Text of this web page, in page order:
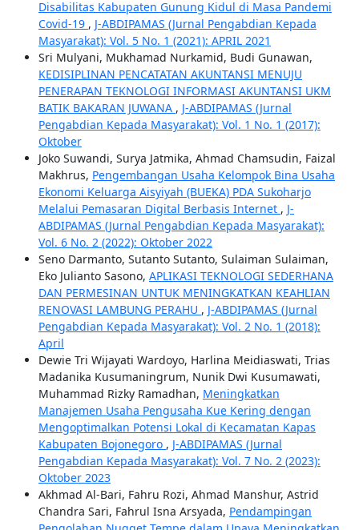
Disabilitas Kabupaten Gunung Kidul di Masa Pandemi
Covid-19 , J-ABDIPAMAS (Jurnal Pengabdian Kepada
Masyarakat): Vol. 5 No. 1 (2021): APRIL 2021
Sri Mulyani, Mukhamad Nurkamid, Budi Gunawan,
KEDISIPLINAN PENCATATAN AKUNTANSI MENUJU
PENERAPAN TEKNOLOGI INFORMASI AKUNTANSI UKM
BATIK BAKARAN JUWANA , J-ABDIPAMAS (Jurnal
Pengabdian Kepada Masyarakat): Vol. 1 No. 1 (2017):
Oktober
Joko Suwandi, Surya Jatmika, Ahmad Chamsudin, Faizal
Makhrus, Pengembangan Usaha Kelompok Bina Usaha
Ekonomi Keluarga Aisyiyah (BUEKA) PDA Sukoharjo
Melalui Pemasaran Digital Berbasis Internet , J-
ABDIPAMAS (Jurnal Pengabdian Kepada Masyarakat):
Vol. 6 No. 2 (2022): Oktober 2022
Seno Darmanto, Sutanto Sutanto, Sulaiman Sulaiman,
Eko Julianto Sasono, APLIKASI TEKNOLOGI SEDERHANA
DAN PERMESINAN UNTUK MENINGKATKAN KEAHLIAN
RENOVASI LAMBUNG PERAHU , J-ABDIPAMAS (Jurnal
Pengabdian Kepada Masyarakat): Vol. 2 No. 1 (2018):
April
Dewie Tri Wijayati Wardoyo, Harlina Meidiaswati, Trias
Madanika Kusumaningrum, Nunik Dwi Kusumawati,
Muhammad Rizky Ramadhan, Meningkatkan
Manajemen Usaha Pengusaha Kue Kering dengan
Mengoptimalkan Potensi Lokal di Kecamatan Kapas
Kabupaten Bojonegoro , J-ABDIPAMAS (Jurnal
Pengabdian Kepada Masyarakat): Vol. 7 No. 2 (2023):
Oktober 2023
Akhmad Al-Bari, Fahru Rozi, Ahmad Manshur, Astrid
Chandra Sari, Fahrul Isna Arsyada, Pendampingan